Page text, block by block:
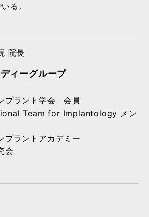
る。
院長
ィーグループ
プラント学会 会員
Team for Implantology メン
プラントアカデミー
会